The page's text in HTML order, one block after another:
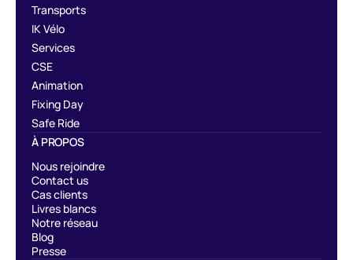
Transports
IK Vélo
Services
CSE
Animation
Fixing Day
Safe Ride
À PROPOS
Nous rejoindre
Contact us
Cas clients
Livres blancs
Notre réseau
Blog
Presse